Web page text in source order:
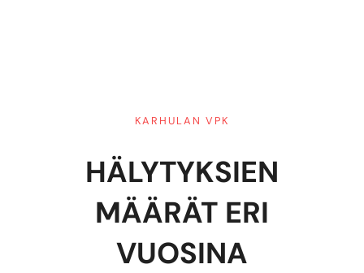
KARHULAN VPK
HÄLYTYKSIEN
MÄÄRÄT ERI
VUOSINA